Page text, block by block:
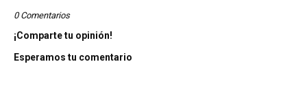
0 Comentarios
¡Comparte tu opinión!
Esperamos tu comentario